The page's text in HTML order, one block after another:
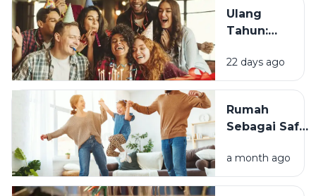
Ulang
Tahun:
Momen
Bertambah
Terasa
Istimewa?
22 days ago
Rumah
Sebagai Safe
Mengapa
Lingkungan
a month ago